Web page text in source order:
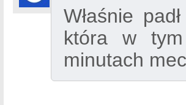
Właśnie
która w
minutach